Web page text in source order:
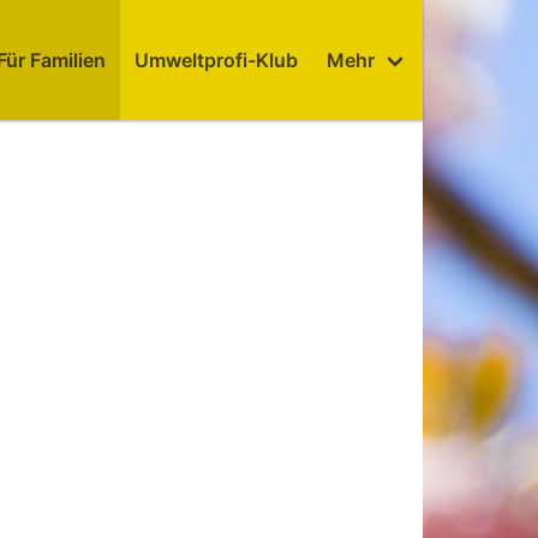
Familien Umweltprofi-Klub Mehr